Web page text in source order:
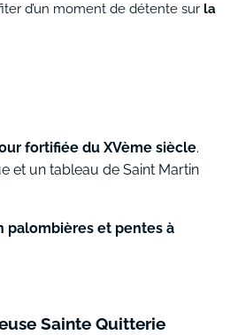
d’un moment de détente sur la
fortifiée du XVème siècle.
et un tableau de Saint Martin
palombières et pentes à
Sainte Quitterie